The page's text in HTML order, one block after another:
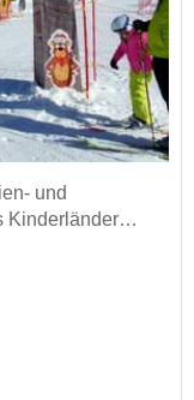
und
Kinderländer…